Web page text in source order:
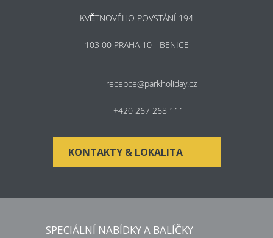
KVĚTNOVÉHO POVSTÁNÍ 194
103 00 PRAHA 10 - BENICE
recepce@parkholiday.cz
+420 267 268 111
KONTAKTY & LOKALITA
SPECIÁLNÍ NABÍDKY A BALÍČKY